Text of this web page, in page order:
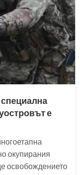
е
окупирания
освобождението